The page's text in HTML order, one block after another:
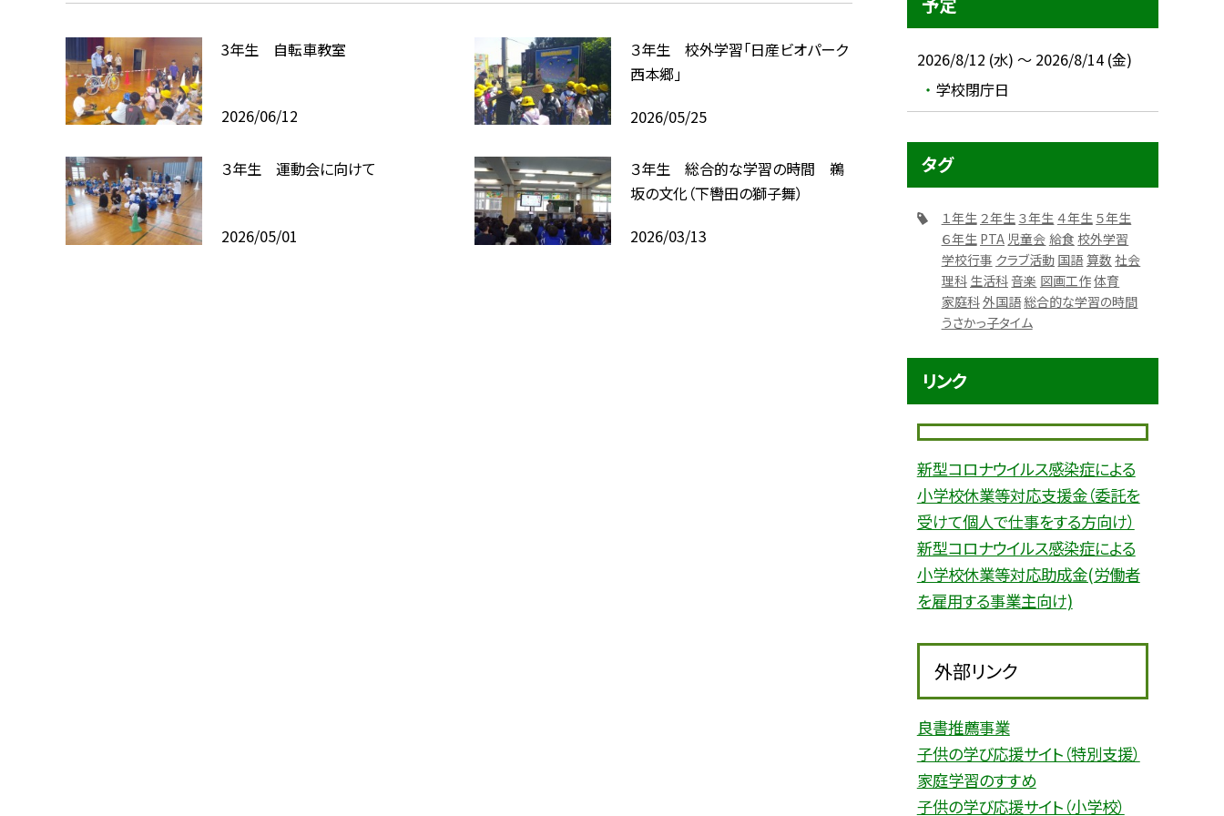
3年生 自転車教室
2026/06/12
３年生 校外学習「日産ビオパーク
西本郷」
2026/05/25
３年生 運動会に向けて
2026/05/01
３年生 総合的な学習の時間 鵜
坂の文化（下轡田の獅子舞）
2026/03/13
2026/8/12 (水) ～ 2026/8/14 (金)
学校閉庁日
タグ
１年生 ２年生 ３年生 ４年生 ５年生
６年生 PTA 児童会 給食 校外学習
学校行事 クラブ活動 国語算数 社会
理科 生活科音楽 図画工作体育
家庭科外国語総合的な学習の時間
うさかっ子タイム
リンク
新型コロナウイルス感染症による
小学校休業等対応支援金（委託を
受けて個人で仕事をする方向け）
新型コロナウイルス感染症による
小学校休業等対応助成金(労働者
を雇用する事業主向け)
外部リンク
良書推薦事業
子供の学び応援サイト（特別支援）
家庭学習のすすめ
子供の学び応援サイト（小学校）